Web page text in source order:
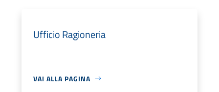
Ufficio Ragioneria
VAI ALLA PAGINA